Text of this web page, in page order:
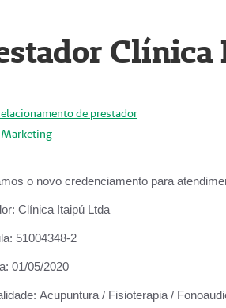
de prestador
Marketing
o novo credenciamento para
Clínica Itaipú Ltda
51004348-2
01/05/2020
Acupuntura / Fisioterapia /